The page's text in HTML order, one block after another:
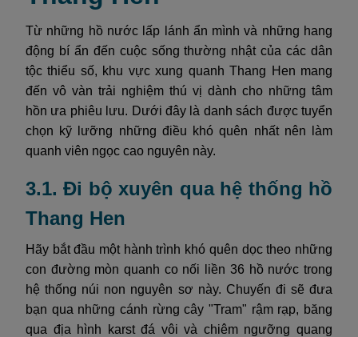
Từ những hồ nước lấp lánh ẩn mình và những hang
động bí ẩn đến cuộc sống thường nhật của các dân
tộc thiểu số, khu vực xung quanh Thang Hen mang
đến vô vàn trải nghiệm thú vị dành cho những tâm
hồn ưa phiêu lưu. Dưới đây là danh sách được tuyển
chọn kỹ lưỡng những điều khó quên nhất nên làm
quanh viên ngọc cao nguyên này.
3.1. Đi bộ xuyên qua hệ thống hồ
Thang Hen
Hãy bắt đầu một hành trình khó quên dọc theo những
con đường mòn quanh co nối liền 36 hồ nước trong
hệ thống núi non nguyên sơ này. Chuyến đi sẽ đưa
bạn qua những cánh rừng cây "Tram" rậm rạp, băng
qua địa hình karst đá vôi và chiêm ngưỡng quang